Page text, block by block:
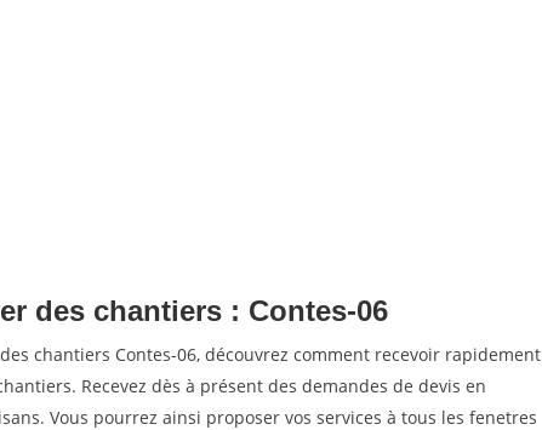
des chantiers : Contes-06
chantiers Contes-06, découvrez comment recevoir rapidement
Recevez dès à présent des demandes de devis en
Vous pourrez ainsi proposer vos services à tous les fenetres